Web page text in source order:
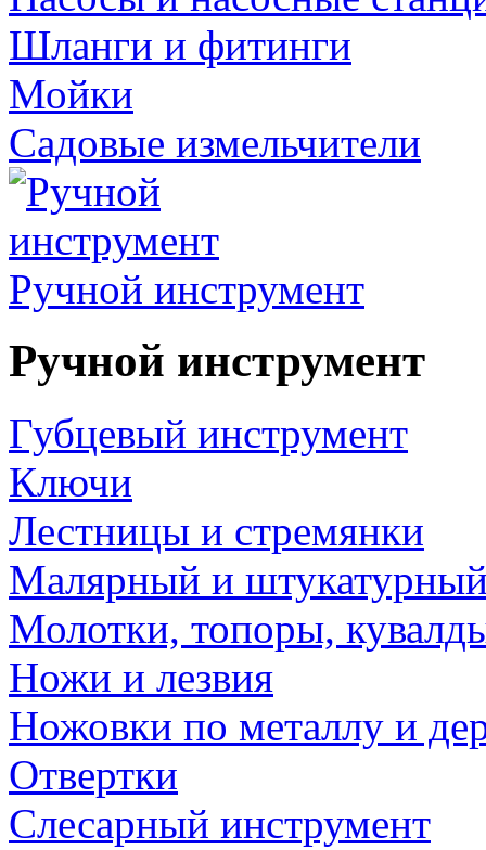
Шланги и фитинги
Мойки
Садовые измельчители
Ручной инструмент
Ручной инструмент
Губцевый инструмент
Ключи
Лестницы и стремянки
Малярный и
Молотки, топоры,
Ножи и лезвия
Ножовки по металлу и
Отвертки
Слесарный инструмент